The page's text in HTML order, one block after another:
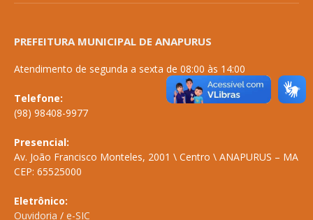
PREFEITURA MUNICIPAL DE ANAPURUS
Atendimento de segunda a sexta de 08:00 às 14:00
Telefone:
(98) 98408-9977
Presencial:
Av. João Francisco Monteles, 2001 \ Centro \ ANAPURUS – MA
CEP: 65525000
Eletrônico:
Ouvidoria / e-SIC